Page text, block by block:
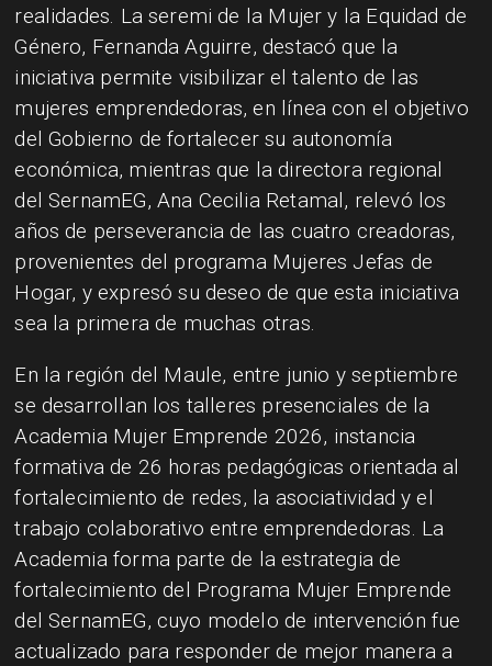
realidades. La seremi de la Mujer y la Equidad de
Género, Fernanda Aguirre, destacó que la
iniciativa permite visibilizar el talento de las
mujeres emprendedoras, en línea con el objetivo
del Gobierno de fortalecer su autonomía
económica, mientras que la directora regional
del SernamEG, Ana Cecilia Retamal, relevó los
años de perseverancia de las cuatro creadoras,
provenientes del programa Mujeres Jefas de
Hogar, y expresó su deseo de que esta iniciativa
sea la primera de muchas otras.
En la región del Maule, entre junio y septiembre
se desarrollan los talleres presenciales de la
Academia Mujer Emprende 2026, instancia
formativa de 26 horas pedagógicas orientada al
fortalecimiento de redes, la asociatividad y el
trabajo colaborativo entre emprendedoras. La
Academia forma parte de la estrategia de
fortalecimiento del Programa Mujer Emprende
del SernamEG, cuyo modelo de intervención fue
actualizado para responder de mejor manera a